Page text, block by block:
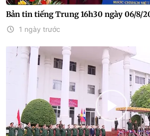
Bản tin tiếng Trung 16h30 ngày 06/8/
1 ngày trước